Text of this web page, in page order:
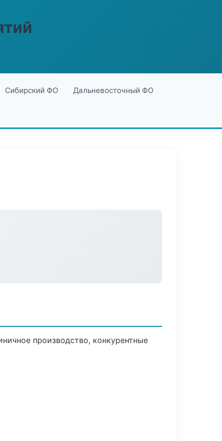
Сибирский ФО Дальневосточный ФО
производство, конкурентные